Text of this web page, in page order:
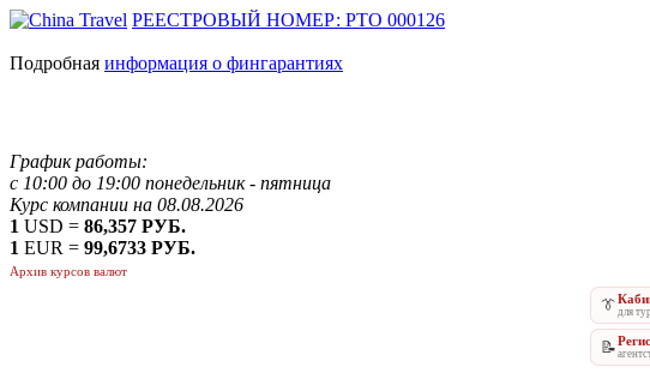
РЕЕСТРОВЫЙ НОМЕР: РТО 000126
Подробная информация о фингарантиях
График работы:
с 10:00 до 19:00 понедельник - пятница
Курс компании на 08.08.2026
1 USD = 86,357 РУБ.
1 EUR = 99,6733 РУБ.
Архив курсов валют
👔 для
📝